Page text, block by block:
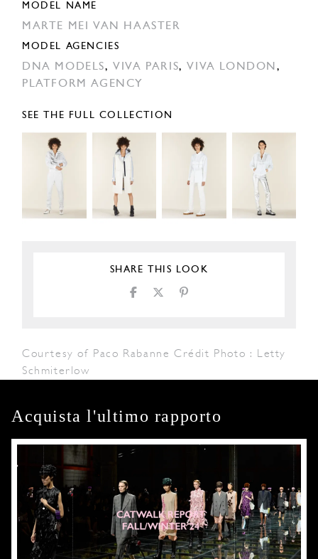
MODEL NAME
MARTE MEI VAN HAASTER
MODEL AGENCIES
DNA MODELS,VIVA PARIS,VIVA LONDON,
PLATFORM AGENCY
SEE THE FULL COLLECTION
SHARE THIS LOOK
Courtesy of Paco Rabanne Crédit Photo : Letty
Schmiterlow
Acquista l'ultimo rapporto